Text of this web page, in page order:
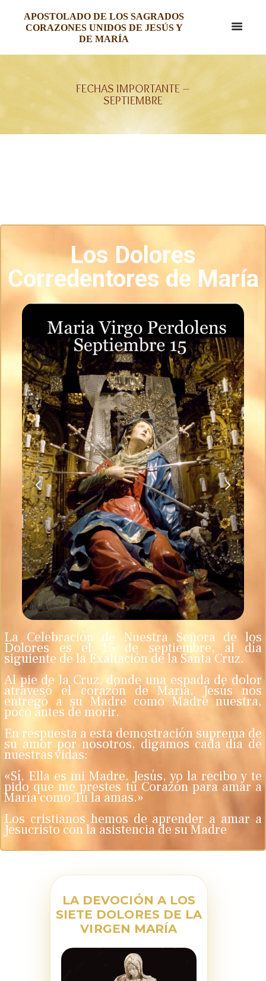
APOSTOLADO DE LOS SAGRADOS
CORAZONES UNIDOS DE JESÚS Y
DE MARÍA
FECHAS IMPORTANTE –
SEPTIEMBRE
Los Dolores
Corredentores de María
La Celebración de Nuestra Señora de los
Dolores es el 15 de septiembre, al día
siguiente de la Exaltación de la Santa Cruz.
Al pie de la Cruz, donde una espada de dolor
atravesó el corazón de María, Jesús nos
entregó a su Madre como Madre nuestra,
poco antes de morir.
En respuesta a esta demostración suprema de
su amor por nosotros, digamos cada día de
nuestras vidas:
«Sí, Ella es mi Madre. Jesús, yo la recibo y te
pido que me prestes tu Corazón para amar a
María como Tú la amas.»
Los cristianos hemos de aprender a amar a
Jesucristo con la asistencia de su Madre
LA DEVOCIÓN A LOS
SIETE DOLORES DE LA
VIRGEN MARÍA